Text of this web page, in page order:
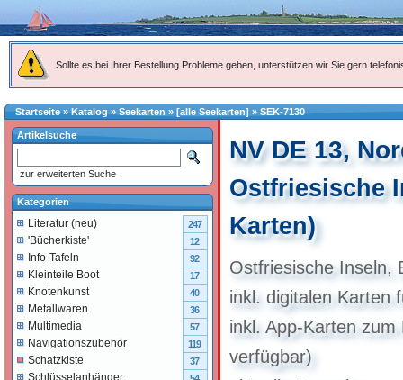
Sollte es bei Ihrer Bestellung Probleme geben, unterstützen wir Sie gern
Startseite»Katalog » Seekarten » [alle Seekarten] » SEK-7130
NV DE 13,
Ostfriesische
Karten)
Ostfriesische Inseln,
inkl. digitalen Karten
inkl. App-Karten
verfügbar)
Artikelsuche
zur erweiterten Suche
Kategorien
Literatur (neu) 247
'Bücherkiste' 12
Info-Tafeln 92
Kleinteile Boot 17
Knotenkunst 40
Metallwaren 36
Multimedia 57
Navigationszubehör 119
Schatzkiste 37
Schlüsselanhänger